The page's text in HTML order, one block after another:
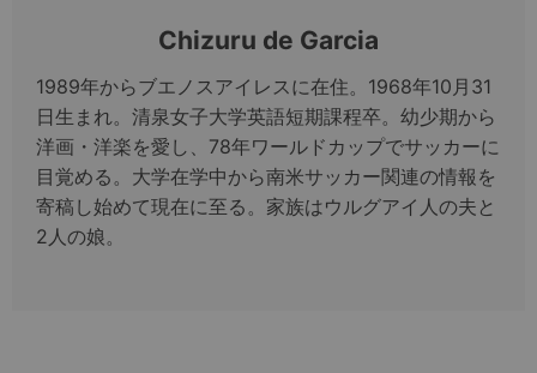
Chizuru de Garcia
1989年からブエノスアイレスに在住。1968年10月31
日生まれ。清泉女子大学英語短期課程卒。幼少期から
洋画・洋楽を愛し、78年ワールドカップでサッカーに
目覚める。大学在学中から南米サッカー関連の情報を
寄稿し始めて現在に至る。家族はウルグアイ人の夫と
2人の娘。